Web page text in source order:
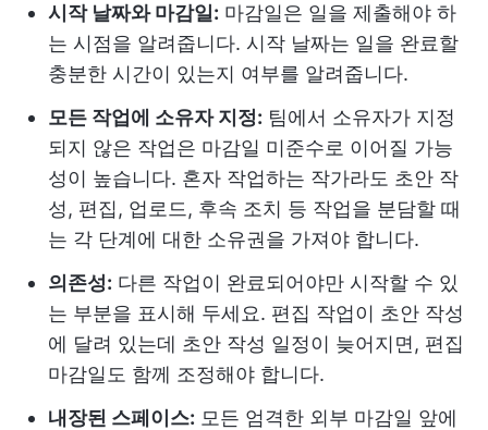
시작 날짜와 마감일: 마감일은 일을 제출해야 하
는 시점을 알려줍니다. 시작 날짜는 일을 완료할
충분한 시간이 있는지 여부를 알려줍니다.
모든 작업에 소유자 지정: 팀에서 소유자가 지정
되지 않은 작업은 마감일 미준수로 이어질 가능
성이 높습니다. 혼자 작업하는 작가라도 초안 작
성, 편집, 업로드, 후속 조치 등 작업을 분담할 때
는 각 단계에 대한 소유권을 가져야 합니다.
의존성: 다른 작업이 완료되어야만 시작할 수 있
는 부분을 표시해 두세요. 편집 작업이 초안 작성
에 달려 있는데 초안 작성 일정이 늦어지면, 편집
마감일도 함께 조정해야 합니다.
내장된 스페이스: 모든 엄격한 외부 마감일 앞에